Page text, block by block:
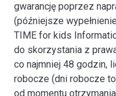
gwarancję poprzez
(późniejsze
TIME for kids
do skorzystania z
co najmniej 48 godzin,
robocze (dni robocze
od momentu